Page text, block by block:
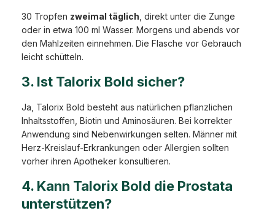
30 Tropfen zweimal täglich , direkt unter die Zunge
oder in etwa 100 ml Wasser. Morgens und abends vor
den Mahlzeiten einnehmen. Die Flasche vor Gebrauch
leicht schütteln.
3. Ist Talorix Bold sicher?
Ja, Talorix Bold besteht aus natürlichen pflanzlichen
Inhaltsstoffen, Biotin und Aminosäuren. Bei korrekter
Anwendung sind Nebenwirkungen selten. Männer mit
Herz-Kreislauf-Erkrankungen oder Allergien sollten
vorher ihren Apotheker konsultieren.
4. Kann Talorix Bold die Prostata
unterstützen?